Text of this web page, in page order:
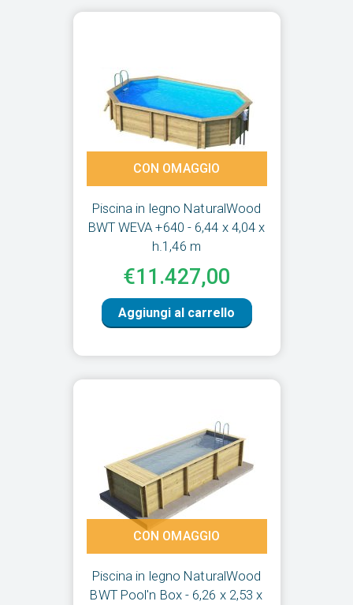
Piscina in legno NaturalWood
BWT WEVA +640 - 6,44 x 4,04 x
h.1,46 m
€11.427,00
Aggiungi al carrello
CON OMAGGIO
Piscina in legno NaturalWood
BWT Pool'n Box - 6,26 x 2,53 x
CON OMAGGIO